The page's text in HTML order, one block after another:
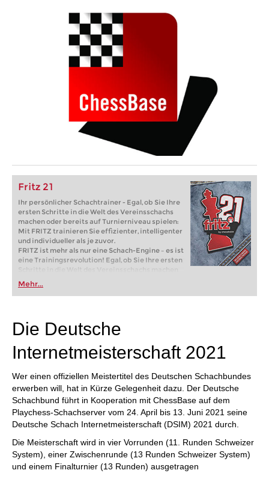
Fritz 21
Ihr persönlicher Schachtrainer - Egal, ob Sie Ihre
ersten Schritte in die Welt des Vereinsschachs
machen oder bereits auf Turnierniveau spielen:
Mit FRITZ trainieren Sie effizienter, intelligenter
und individueller als je zuvor.
FRITZ ist mehr als nur eine Schach-Engine – es ist
eine Trainingsrevolution! Egal, ob Sie Ihre ersten
Schritte in die Welt des Vereinsschachs machen
oder bereits auf Turnierniveau spielen: Mit
FRITZ trainieren Sie effizienter, intelligenter und
individueller als je zuvor.
Mehr...
Die Deutsche
Internetmeisterschaft 2021
Wer einen offiziellen Meistertitel des Deutschen Schachbundes
erwerben will, hat in Kürze Gelegenheit dazu. Der Deutsche
Schachbund führt in Kooperation mit ChessBase auf dem
Playchess-Schachserver vom 24. April bis 13. Juni 2021 seine
Deutsche Schach Internetmeisterschaft (DSIM) 2021 durch.
Die Meisterschaft wird in vier Vorrunden (11. Runden Schweizer
System), einer Zwischenrunde (13 Runden Schweizer System)
und einem Finalturnier (13 Runden) ausgetragen